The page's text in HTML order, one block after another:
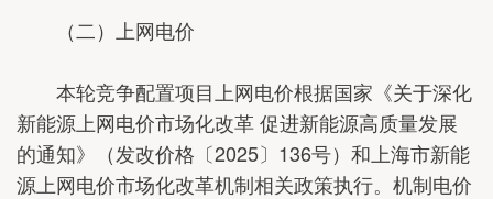
（二）上网电价
本轮竞争配置项目上网电价根据国家《关于深化
新能源上网电价市场化改革 促进新能源高质量发展
的通知》（发改价格〔2025〕136号）和上海市新能
源上网电价市场化改革机制相关政策执行。机制电价